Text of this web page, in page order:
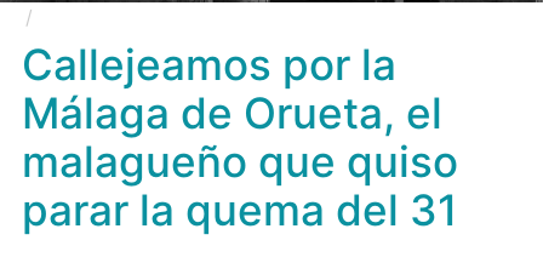
que quiso parar la quema del 31
Callejeamos por la
Málaga de Orueta, el
malagueño que quiso
parar la quema del 31